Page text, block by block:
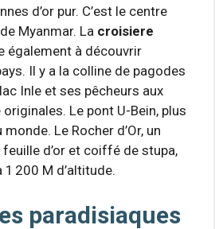
d’or pur. C’est le centre
Myanmar. La croisiere
également à découvrir
Il y a la colline de pagodes
Inle et ses pêcheurs aux
Le pont U-Bein, plus
Le Rocher d’Or, un
d’or et coiffé de stupa,
200 M d’altitude.
paradisiaques